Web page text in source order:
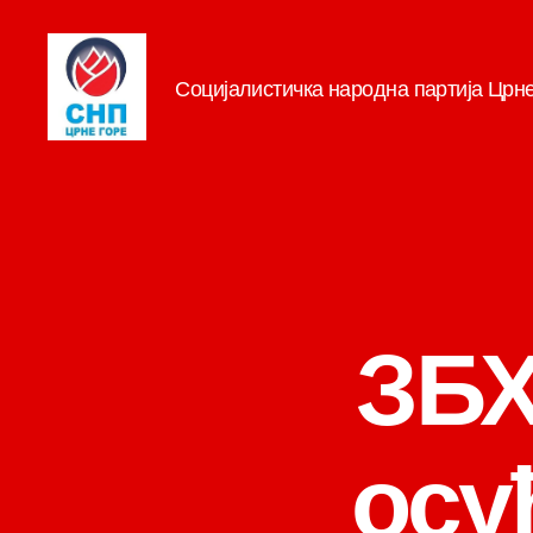
Социјалистичка народна партија